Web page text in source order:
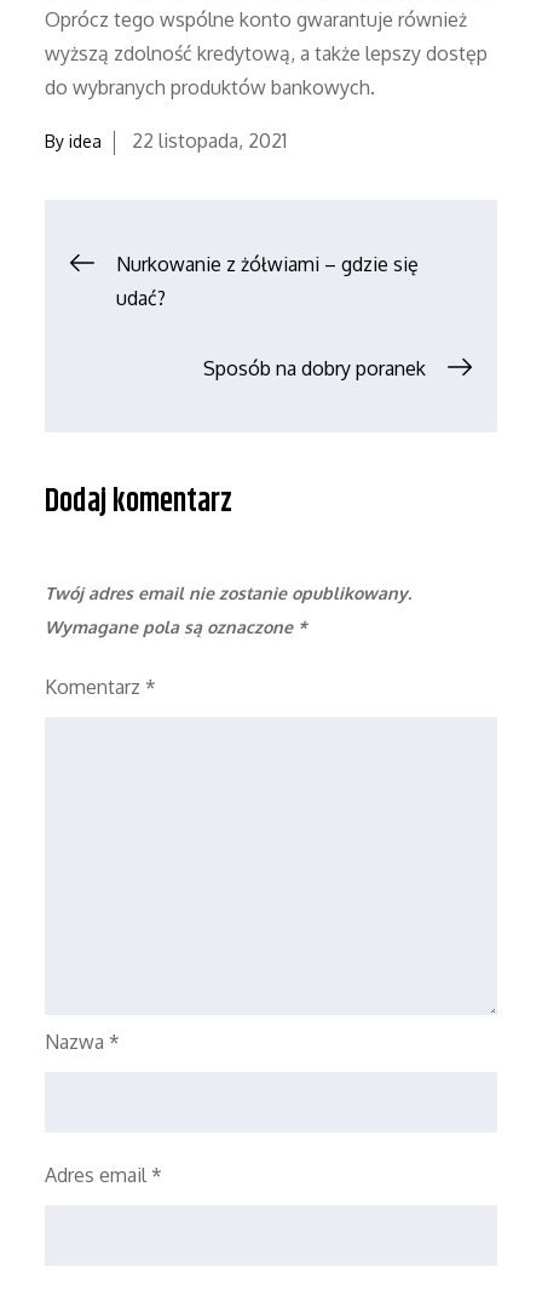
Oprócz tego wspólne konto gwarantuje również
wyższą zdolność kredytową, a także lepszy dostęp
do wybranych produktów bankowych.
Byidea
Posted
22 listopada, 2021
Nawigacja
wpisu
Nurkowanie z żółwiami – gdzie się
udać?
Sposób na dobry poranek
Dodaj komentarz
Twój adres email nie zostanie opublikowany.
Wymagane pola są oznaczone *
Komentarz *
Nazwa *
Adres email *